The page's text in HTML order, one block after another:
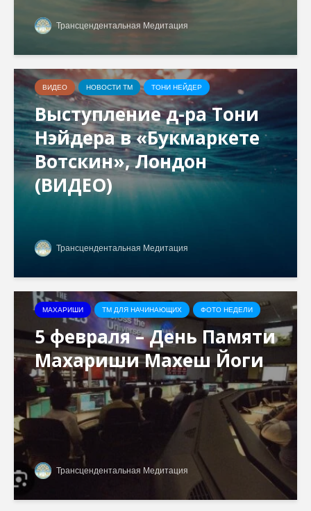
Трансцендентальная Медитация
ВИДЕО НОВОСТИ ТМ ТОНИ НЕЙДЕР
Выступление д-ра Тони
Нэйдера в «Букмаркете
Вотскин», Лондон
(ВИДЕО)
Трансцендентальная Медитация
МАХАРИШИ ТМ ДЛЯ НАЧИНАЮЩИХ ФОТО НЕДЕЛИ
5 февраля – День Памяти
Махариши Махеш Йоги
Трансцендентальная Медитация